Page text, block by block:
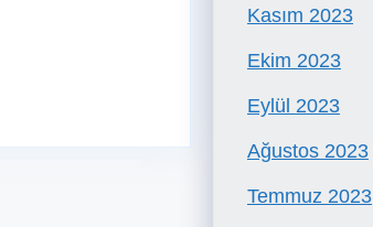
Kasım 2023
Ekim 2023
Eylül 2023
Ağustos 2023
Temmuz 2023